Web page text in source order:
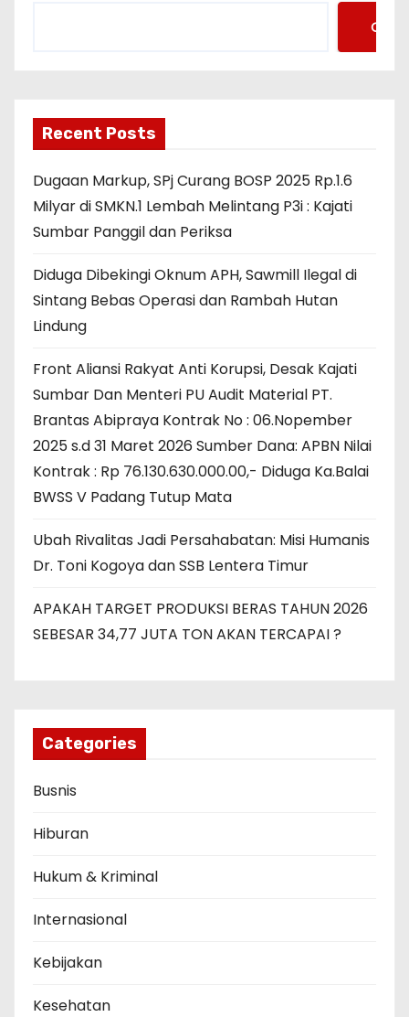
Cari
Recent Posts
Dugaan Markup, SPj Curang BOSP 2025 Rp.1.6
Milyar di SMKN.1 Lembah Melintang P3i : Kajati
Sumbar Panggil dan Periksa
Diduga Dibekingi Oknum APH, Sawmill Ilegal di
Sintang Bebas Operasi dan Rambah Hutan
Lindung
Front Aliansi Rakyat Anti Korupsi, Desak Kajati
Sumbar Dan Menteri PU Audit Material PT.
Brantas Abipraya Kontrak No : 06.Nopember
2025 s.d 31 Maret 2026 Sumber Dana: APBN Nilai
Kontrak : Rp 76.130.630.000.00,- Diduga Ka.Balai
BWSS V Padang Tutup Mata
Ubah Rivalitas Jadi Persahabatan: Misi Humanis
Dr. Toni Kogoya dan SSB Lentera Timur
APAKAH TARGET PRODUKSI BERAS TAHUN 2026
SEBESAR 34,77 JUTA TON AKAN TERCAPAI ?
Categories
Busnis
Hiburan
Hukum & Kriminal
Internasional
Kebijakan
Kesehatan